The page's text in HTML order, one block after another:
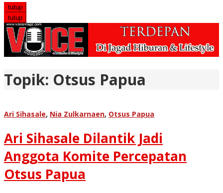
tutup
tutup
Topik: Otsus Papua
Ari Sihasale, Nia Zulkarnaen, Otsus Papua
Ari Sihasale Dilantik Jadi
Anggota Komite Percepatan
Otsus Papua